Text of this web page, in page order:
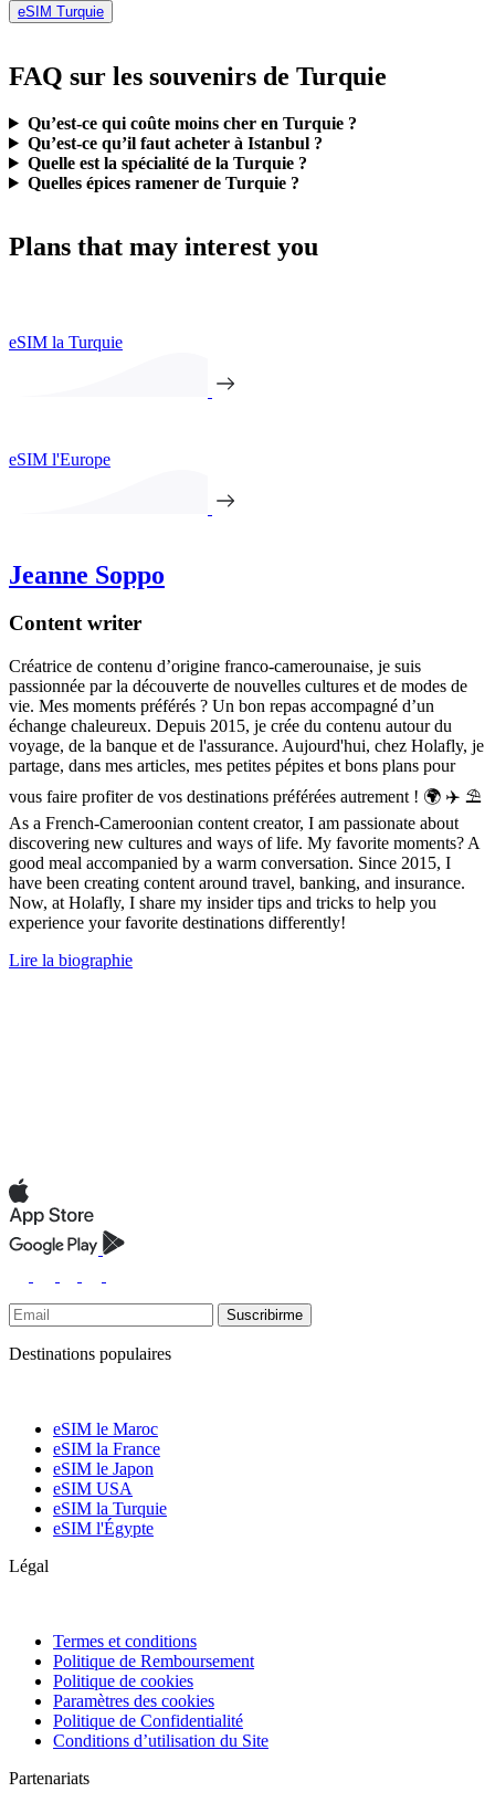
eSIM Turquie
FAQ sur les souvenirs de Turquie
Qu’est-ce qui coûte moins cher en Turquie ?
Qu’est-ce qu’il faut acheter à Istanbul ?
Quelle est la spécialité de la Turquie ?
Quelles épices ramener de Turquie ?
Plans that may interest you
eSIM la Turquie
eSIM l'Europe
Jeanne Soppo
Content writer
Créatrice de contenu d’origine franco-camerounaise, je suis
passionnée par la découverte de nouvelles cultures et de modes de
vie. Mes moments préférés ? Un bon repas accompagné d’un
échange chaleureux. Depuis 2015, je crée du contenu autour du
voyage, de la banque et de l'assurance. Aujourd'hui, chez Holafly, je
partage, dans mes articles, mes petites pépites et bons plans pour
vous faire profiter de vos destinations préférées autrement ! 🌍 ✈️ ⛱
As a French-Cameroonian content creator, I am passionate about
discovering new cultures and ways of life. My favorite moments? A
good meal accompanied by a warm conversation. Since 2015, I
have been creating content around travel, banking, and insurance.
Now, at Holafly, I share my insider tips and tricks to help you
experience your favorite destinations differently!
Lire la biographie
Suscribirme
Destinations populaires
eSIM le Maroc
eSIM la France
eSIM le Japon
eSIM USA
eSIM la Turquie
eSIM l'Égypte
Légal
Termes et conditions
Politique de Remboursement
Politique de cookies
Paramètres des cookies
Politique de Confidentialité
Conditions d’utilisation du Site
Partenariats